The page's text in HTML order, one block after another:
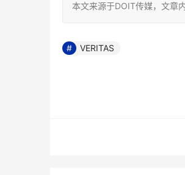
本文来源于DOIT传媒，文章
VERITAS